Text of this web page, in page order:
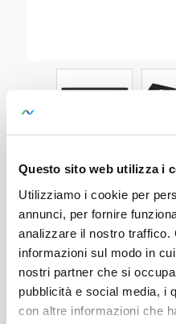
Questo sito web utilizza i
Utilizziamo i cookie per
annunci, per fornire
analizzare il nostro traffico.
informazioni sul modo in
nostri partner che si
pubblicità e social media, i
con altre informazioni che
10 printer ribbon
module